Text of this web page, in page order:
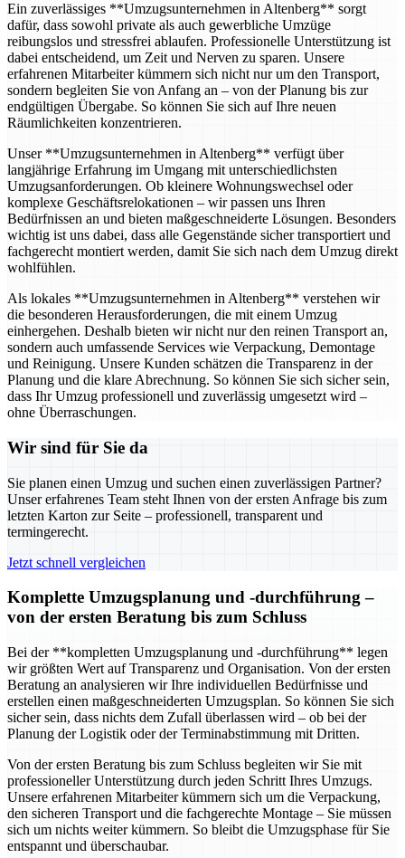
Ein zuverlässiges **Umzugsunternehmen in Altenberg** sorgt
dafür, dass sowohl private als auch gewerbliche Umzüge
reibungslos und stressfrei ablaufen. Professionelle Unterstützung ist
dabei entscheidend, um Zeit und Nerven zu sparen. Unsere
erfahrenen Mitarbeiter kümmern sich nicht nur um den Transport,
sondern begleiten Sie von Anfang an – von der Planung bis zur
endgültigen Übergabe. So können Sie sich auf Ihre neuen
Räumlichkeiten konzentrieren.
Unser **Umzugsunternehmen in Altenberg** verfügt über
langjährige Erfahrung im Umgang mit unterschiedlichsten
Umzugsanforderungen. Ob kleinere Wohnungswechsel oder
komplexe Geschäftsrelokationen – wir passen uns Ihren
Bedürfnissen an und bieten maßgeschneiderte Lösungen. Besonders
wichtig ist uns dabei, dass alle Gegenstände sicher transportiert und
fachgerecht montiert werden, damit Sie sich nach dem Umzug direkt
wohlfühlen.
Als lokales **Umzugsunternehmen in Altenberg** verstehen wir
die besonderen Herausforderungen, die mit einem Umzug
einhergehen. Deshalb bieten wir nicht nur den reinen Transport an,
sondern auch umfassende Services wie Verpackung, Demontage
und Reinigung. Unsere Kunden schätzen die Transparenz in der
Planung und die klare Abrechnung. So können Sie sich sicher sein,
dass Ihr Umzug professionell und zuverlässig umgesetzt wird –
ohne Überraschungen.
Wir sind für Sie da
Sie planen einen Umzug und suchen einen zuverlässigen Partner?
Unser erfahrenes Team steht Ihnen von der ersten Anfrage bis zum
letzten Karton zur Seite – professionell, transparent und
termingerecht.
Jetzt schnell vergleichen
Komplette Umzugsplanung und -durchführung –
von der ersten Beratung bis zum Schluss
Bei der **kompletten Umzugsplanung und -durchführung** legen
wir größten Wert auf Transparenz und Organisation. Von der ersten
Beratung an analysieren wir Ihre individuellen Bedürfnisse und
erstellen einen maßgeschneiderten Umzugsplan. So können Sie sich
sicher sein, dass nichts dem Zufall überlassen wird – ob bei der
Planung der Logistik oder der Terminabstimmung mit Dritten.
Von der ersten Beratung bis zum Schluss begleiten wir Sie mit
professioneller Unterstützung durch jeden Schritt Ihres Umzugs.
Unsere erfahrenen Mitarbeiter kümmern sich um die Verpackung,
den sicheren Transport und die fachgerechte Montage – Sie müssen
sich um nichts weiter kümmern. So bleibt die Umzugsphase für Sie
entspannt und überschaubar.